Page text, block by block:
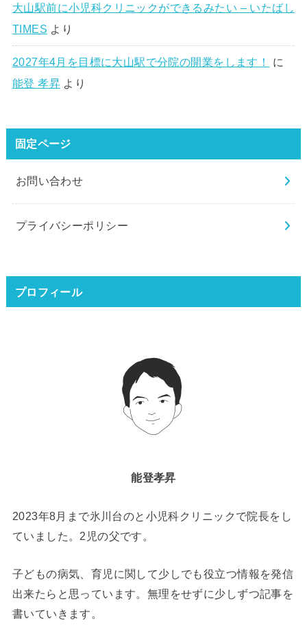
大山駅前に小児科クリニックができるみたい – いたばし
TIMES より
2027年4月を目標に大山駅で分院の開業をします！
に
能登 孝昇より
固定ページ
お問い合わせ
プライバシーポリシー
プロフィール
能登孝昇
2023年8月まで氷川台のと小児科クリニックで院長をし
ていました。2児の父です。
子どもの病気、育児に関して少しでも役立つ情報を発信
出来たらと思っています。無理をせずに少しずつ記事を
書いていきます。